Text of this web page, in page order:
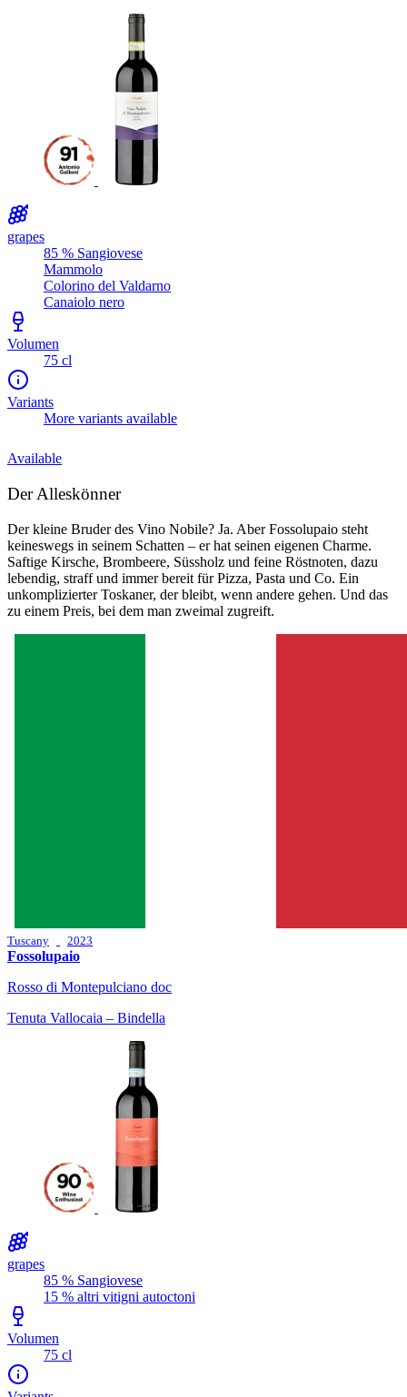
grapes
85 % Sangiovese
Mammolo
Colorino del Valdarno
Canaiolo nero
Volumen
75 cl
Variants
More variants available
Available
Der Alleskönner
Der kleine Bruder des Vino Nobile? Ja. Aber Fossolupaio steht
keineswegs in seinem Schatten – er hat seinen eigenen Charme.
Saftige Kirsche, Brombeere, Süssholz und feine Röstnoten, dazu
lebendig, straff und immer bereit für Pizza, Pasta und Co. Ein
unkomplizierter Toskaner, der bleibt, wenn andere gehen. Und das
zu einem Preis, bei dem man zweimal zugreift.
Tuscany 2023
Fossolupaio
Rosso di Montepulciano doc
Tenuta Vallocaia – Bindella
grapes
85 % Sangiovese
15 % altri vitigni autoctoni
Volumen
75 cl